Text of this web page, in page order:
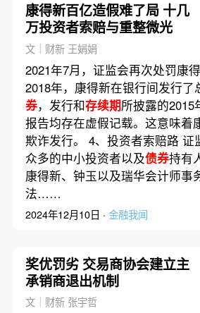
康得新百亿造假难了局 十几
万投资者索赔与重整微光
文｜财新 王娟娟
2021年7月，证监会再次处罚康
2018年，康得新在银行间发行了
券，发行和存续期所披露的2015
报告均存在虚假记载。这意味着
欺诈发行。 4、投资者索赔路 证
众多的中小投资者以及债券持有
康得新、钟玉以及瑞华会计师事
法……
2024年12月10日 · 金融我闻
奖优罚劣 交易商协会建立主
承销商退出机制
文｜财新 张宇哲